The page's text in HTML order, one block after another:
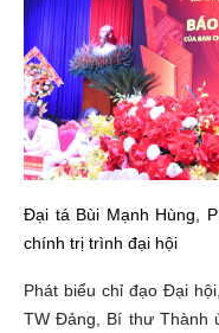
Đại tá Bùi Mạnh Hùng,
chính trị trình đại hội
Phát biểu chỉ đạo Đại
TW Đảng, Bí thư Thành